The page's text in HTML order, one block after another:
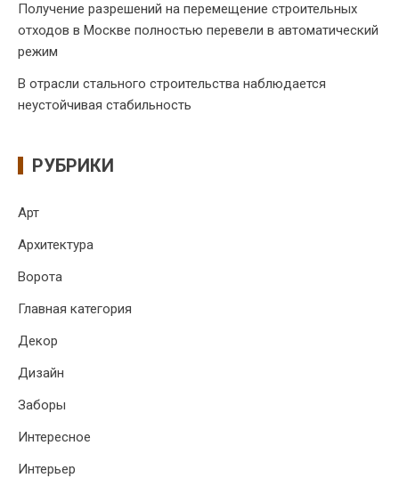
Получение разрешений на перемещение строительных
отходов в Москве полностью перевели в автоматический
режим
В отрасли стального строительства наблюдается
неустойчивая стабильность
РУБРИКИ
Арт
Архитектура
Ворота
Главная категория
Декор
Дизайн
Заборы
Интересное
Интерьер